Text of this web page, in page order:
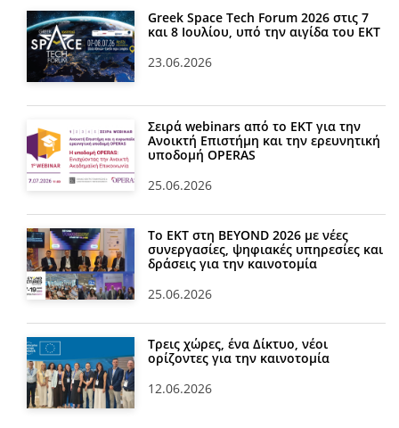
Greek Space Tech Forum 2026 στις 7
και 8 Ιουλίου, υπό την αιγίδα του ΕΚΤ
23.06.2026
Σειρά webinars από το ΕΚΤ για την
Ανοικτή Επιστήμη και την ερευνητική
υποδομή OPERAS
25.06.2026
Το ΕΚΤ στη BEYOND 2026 με νέες
συνεργασίες, ψηφιακές υπηρεσίες και
δράσεις για την καινοτομία
25.06.2026
Τρεις χώρες, ένα Δίκτυο, νέοι
ορίζοντες για την καινοτομία
12.06.2026